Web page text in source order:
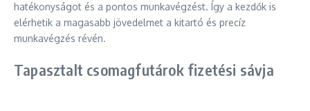
hatékonyságot és a pontos munkavégzést. Így a kezdők is
elérhetik a magasabb jövedelmet a kitartó és precíz
munkavégzés révén.
Tapasztalt csomagfutárok fizetési sávja